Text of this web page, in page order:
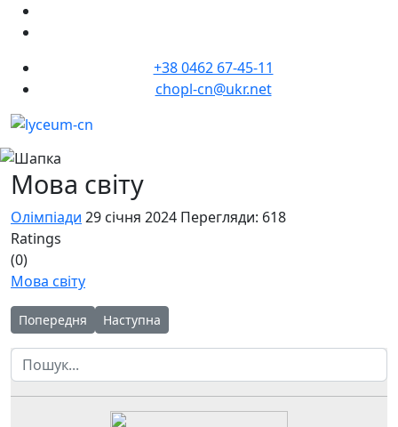
+38 0462 67-45-11
chopl-cn@ukr.net
Мова світу
Олімпіади 29 січня 2024 Перегляди: 618
Ratings
(0)
Мова світу
Попередня стаття: Вивчення англійської мови – важлива
Попередня Наступна стаття: 23 січня відбувся ІІ
Наступна
Пошук